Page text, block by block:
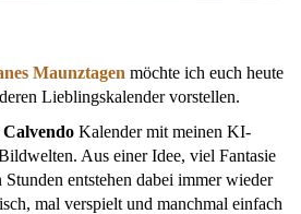
Maunztagen möchte ich euch heute
Lieblingskalender vorstellen.
Calvendo Kalender mit meinen KI-
Aus einer Idee, viel Fantasie
entstehen dabei immer wieder
mal verspielt und manchmal einfach